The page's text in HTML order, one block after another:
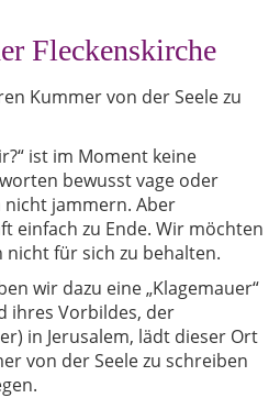
Fleckenskirche
Kummer von der Seele zu
ist im Moment keine
bewusst vage oder
nicht jammern. Aber
einfach zu Ende. Wir möchten
nicht für sich zu behalten.
wir dazu eine „Klagemauer“
ihres Vorbildes, der
in Jerusalem, lädt dieser Ort
von der Seele zu schreiben